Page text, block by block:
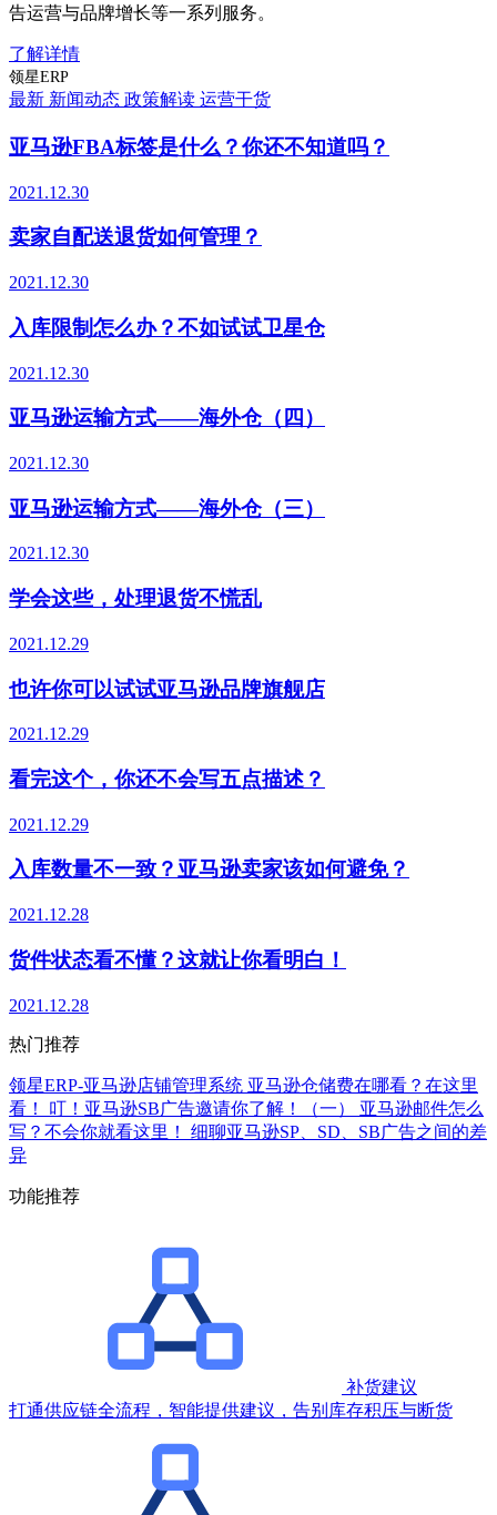
告运营与品牌增长等一系列服务。
了解详情
领星ERP
最新 新闻动态 政策解读 运营干货
亚马逊FBA标签是什么？你还不知道吗？
2021.12.30
卖家自配送退货如何管理？
2021.12.30
入库限制怎么办？不如试试卫星仓
2021.12.30
亚马逊运输方式——海外仓（四）
2021.12.30
亚马逊运输方式——海外仓（三）
2021.12.30
学会这些，处理退货不慌乱
2021.12.29
也许你可以试试亚马逊品牌旗舰店
2021.12.29
看完这个，你还不会写五点描述？
2021.12.29
入库数量不一致？亚马逊卖家该如何避免？
2021.12.28
货件状态看不懂？这就让你看明白！
2021.12.28
热门推荐
领星ERP-亚马逊店铺管理系统 亚马逊仓储费在哪看？在这里
看！
叮！亚马逊SB广告邀请你了解！（一）
亚马逊邮件怎么
写？不会你就看这里！
细聊亚马逊SP、SD、SB广告之间的差
异
功能推荐
补货建议
打通供应链全流程，智能提供建议，告别库存积压与断货